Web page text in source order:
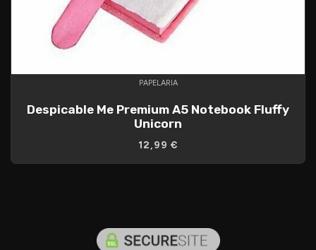
PAPELARIA
Despicable Me Premium A5 Notebook Fluffy
Unicorn
12,99 €